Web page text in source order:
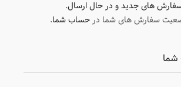
های جدید و در حال ارسال.
سفارش های شما درحساب شما.